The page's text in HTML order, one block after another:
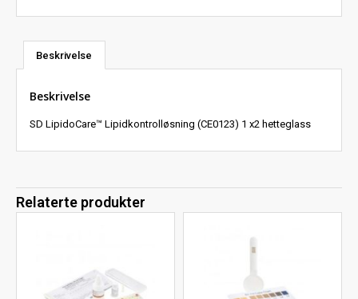
Beskrivelse
Beskrivelse
SD LipidoCare™ Lipidkontrolløsning (CE0123) 1 x2 hetteglass
Relaterte produkter